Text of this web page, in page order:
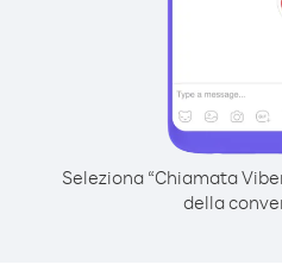
Seleziona “Chiamata
della